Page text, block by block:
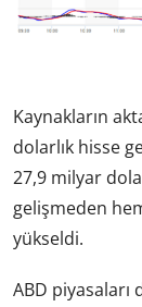
Kaynakların
dolarlık hisse
27,9 milyar
gelişmeden
yükseldi.
ABD